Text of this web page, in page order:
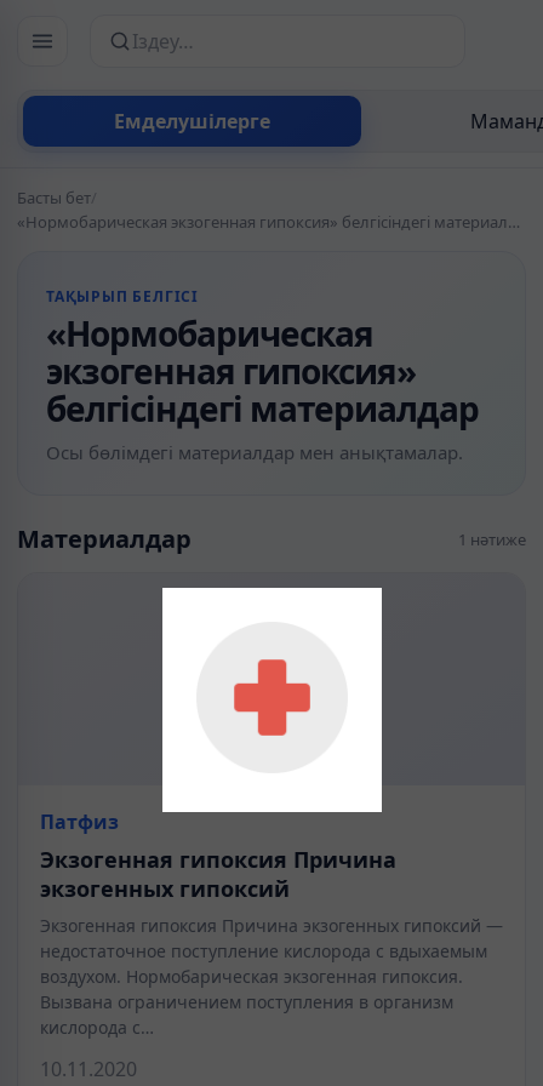
Емделушілерге
Сайттан іздеу
Басты бет/
«Нормобарическая экзогенная гипоксия» белгісіндегі материалдар
ТАҚЫРЫП БЕЛГІСІ
«Нормобарическая
экзогенная гипоксия»
белгісіндегі материалдар
Осы бөлімдегі материалдар мен анықтамалар.
Материалдар 1 нәтиже
Патфиз
Экзогенная гипоксия Причина
экзогенных гипоксий
Экзогенная гипоксия Причина экзогенных гипоксий —
недостаточное поступление кислорода с вдыхаемым
воздухом. Нормобарическая экзогенная гипоксия.
Вызвана ограничением поступления в организм
кислорода с…
10.11.2020